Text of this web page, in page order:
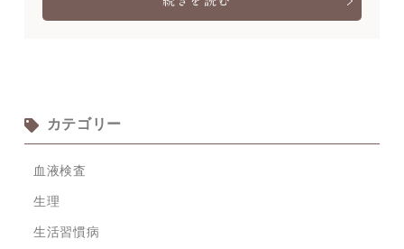
カテゴリー
血液検査
生理
生活習慣病